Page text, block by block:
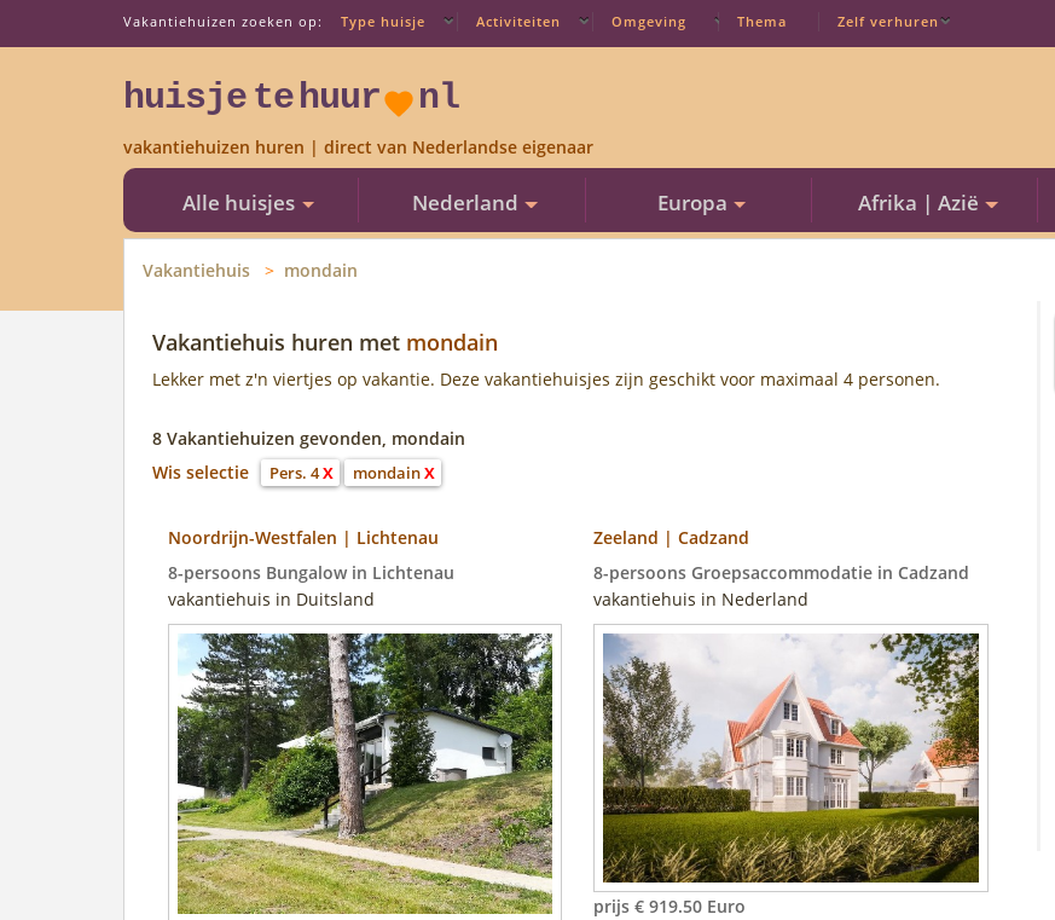
Vakantiehuizen zoeken op: Type huisje Activiteiten Omgeving Thema Zelf verhuren
huisje tehuur nl
vakantiehuizen huren | direct van Nederlandse eigenaar
Alle huisjes Nederland Europa Afrika | Azië
Vakantiehuis mondain
Vakantiehuis huren met mondain
Lekker met z'n viertjes op vakantie. Deze vakantiehuisjes zijn geschikt voor maximaal 4 personen.
8 Vakantiehuizen gevonden, mondain
Wis selectie
Pers. 4X mondainX
Noordrijn-Westfalen | Lichtenau
8-persoons Bungalow in Lichtenau
vakantiehuis in Duitsland
Zeeland | Cadzand
8-persoons Groepsaccommodatie in Cadzand
vakantiehuis in Nederland
prijs € 919.50 Euro